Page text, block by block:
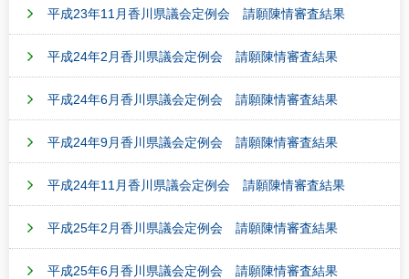
平成23年11月香川県議会定例会 請願陳情審査結果
平成24年2月香川県議会定例会 請願陳情審査結果
平成24年6月香川県議会定例会 請願陳情審査結果
平成24年9月香川県議会定例会 請願陳情審査結果
平成24年11月香川県議会定例会 請願陳情審査結果
平成25年2月香川県議会定例会 請願陳情審査結果
平成25年6月香川県議会定例会 請願陳情審査結果